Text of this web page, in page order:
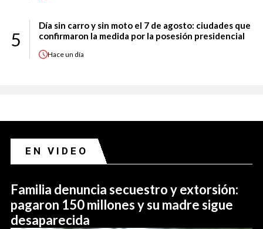
5
Día sin carro y sin moto el 7 de agosto: ciudades que
confirmaron la medida por la posesión presidencial
Haceun día
EN VIDEO
Familia denuncia secuestro y extorsión:
pagaron 150 millones y su madre sigue
desaparecida